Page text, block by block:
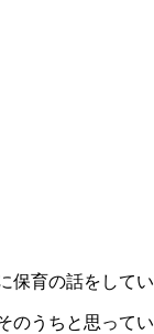
育の話をしてい
うちと思って